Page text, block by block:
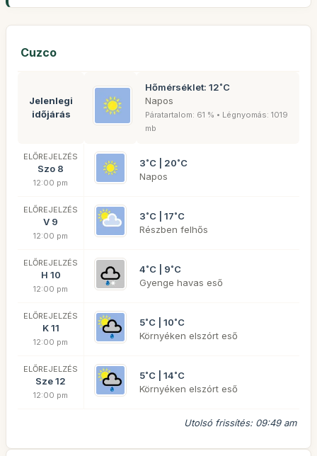
Cuzco
Jelenlegi
időjárás
Hőmérséklet: 12˚C
Napos
Páratartalom: 61 % • Légnyomás: 1019
mb
ELŐREJELZÉS
Szo 8
12:00 pm
3˚C | 20˚C
Napos
ELŐREJELZÉS
V 9
12:00 pm
3˚C | 17˚C
Részben felhős
ELŐREJELZÉS
H 10
12:00 pm
4˚C | 9˚C
Gyenge havas eső
ELŐREJELZÉS
K 11
12:00 pm
5˚C | 10˚C
Környéken elszórt eső
ELŐREJELZÉS
Sze 12
12:00 pm
5˚C | 14˚C
Környéken elszórt eső
Utolsó frissítés: 09:49 am